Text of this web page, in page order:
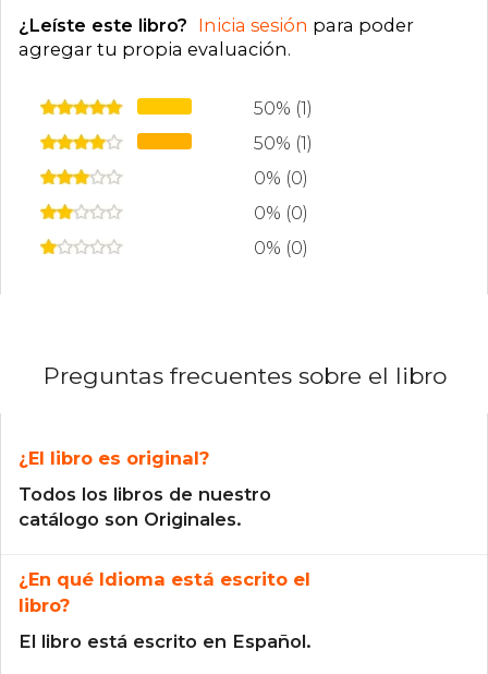
¿Leíste este libro? Inicia sesión para poder
agregar tu propia evaluación.
50% (1)
50% (1)
0% (0)
0% (0)
0% (0)
Preguntas frecuentes sobre el libro
¿El libro es original?
Todos los libros de nuestro
catálogo son Originales.
¿En qué Idioma está escrito el
libro?
El libro está escrito en Español.